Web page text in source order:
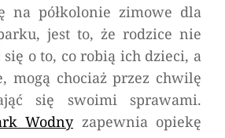
na półkolonie zimowe dla
jest to, że rodzice nie
o to, co robią ich dzieci, a
mogą chociaż przez chwilę
się swoimi sprawami.
Wodnyzapewnia opiekę